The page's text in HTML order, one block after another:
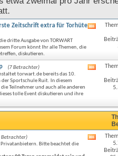
Zeitschrift extra für Torhüter
dritte Ausgabe von TORWART
Forum könnt Ihr alle Themen, die
diskutieren.
RSS-
dieses
(7 Betrachter)
torwart.de bereits das 10.
Sportschule Ruit. In diesem
Teilnehmer und auch alle anderen
tolle Event diskutieren und ihre
RSS-
dieses
Forums
Betrachter)
Privatanbietern. Bitte beachtet die
RSS-
dieses